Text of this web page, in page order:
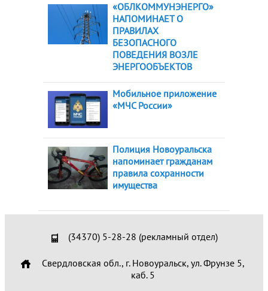
«ОБЛКОММУНЭНЕРГО»
НАПОМИНАЕТ О
ПРАВИЛАХ
БЕЗОПАСНОГО
ПОВЕДЕНИЯ ВОЗЛЕ
ЭНЕРГООБЪЕКТОВ
Мобильное приложение
«МЧС России»
Полиция Новоуральска
напоминает гражданам
правила сохранности
имущества
(34370) 5-28-28 (рекламный отдел)
Свердловская обл., г. Новоуральск, ул. Фрунзе 5,
каб. 5